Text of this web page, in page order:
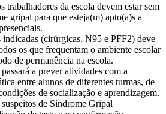
trabalhadores da escola devem estar sem
gripal para que esteja(m) apto(a)s a
indicadas (cirúrgicas, N95 e PFF2) deve
os que frequentam o ambiente escolar
de permanência na escola.
a prever atividades com a
entre alunos de diferentes turmas, de
de socialização e aprendizagem.
suspeitos de Síndrome Gripal